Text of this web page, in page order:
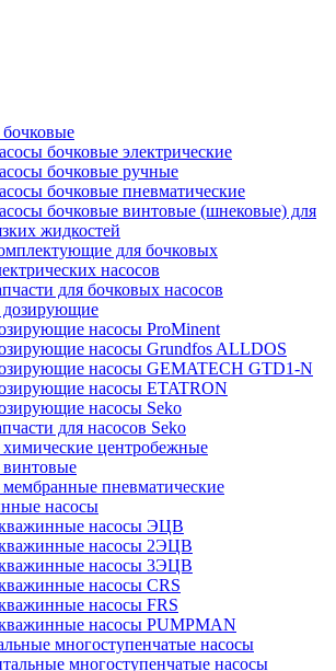
бочковые электрические
бочковые ручные
бочковые пневматические
бочковые винтовые (шнековые) для
жидкостей
для бочковых
насосов
для бочковых насосов
насосы ProMinent
насосы Grundfos ALLDOS
насосы GEMATECH GTD1-N
насосы ETATRON
насосы Seko
для насосов Seko
центробежные
пневматические
насосы
насосы ЭЦВ
насосы 2ЭЦВ
насосы 3ЭЦВ
насосы CRS
насосы FRS
насосы PUMPMAN
многоступенчатые насосы
многоступенчатые насосы